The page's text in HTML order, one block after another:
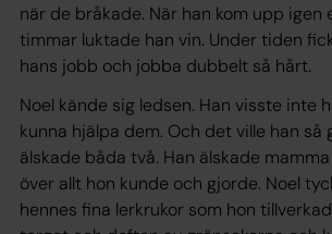
när de bråkade. När han kom upp igen
timmar luktade han vin. Under tiden
hans jobb och jobba dubbelt så hårt.
Noel kände sig ledsen. Han visste inte
kunna hjälpa dem. Och det ville han så
älskade båda två. Han älskade
över allt hon kunde och gjorde. Noel
hennes fina lerkrukor som hon